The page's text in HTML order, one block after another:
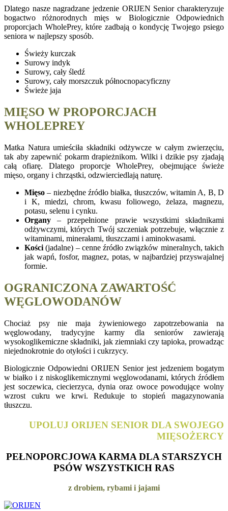
Dlatego nasze nagradzane jedzenie ORIJEN Senior charakteryzuje
bogactwo różnorodnych mięs w Biologicznie Odpowiednich
proporcjach WholePrey, które zadbają o kondycję Twojego psiego
seniora w najlepszy sposób.
Świeży kurczak
Surowy indyk
Surowy, cały śledź
Surowy, cały morszczuk północnopacyficzny
Świeże jaja
MIĘSO W PROPORCJACH
WHOLEPREY
Matka Natura umieściła składniki odżywcze w całym zwierzęciu,
tak aby zapewnić pokarm drapieżnikom. Wilki i dzikie psy zjadają
całą ofiarę. Dlatego proporcje WholePrey, obejmujące świeże
mięso, organy i chrząstki, odzwierciedlają naturę.
Mięso – niezbędne źródło białka, tłuszczów, witamin A, B, D
i K, miedzi, chrom, kwasu foliowego, żelaza, magnezu,
potasu, selenu i cynku.
Organy – przepełnione prawie wszystkimi składnikami
odżywczymi, których Twój szczeniak potrzebuje, włącznie z
witaminami, minerałami, tłuszczami i aminokwasami.
Kości (jadalne) – cenne źródło związków mineralnych, takich
jak wapń, fosfor, magnez, potas, w najbardziej przyswajalnej
formie.
OGRANICZONA ZAWARTOŚĆ
WĘGLOWODANÓW
Chociaż psy nie maja żywieniowego zapotrzebowania na
węglowodany, tradycyjne karmy dla seniorów zawierają
wysokoglikemiczne składniki, jak ziemniaki czy tapioka, prowadząc
niejednokrotnie do otyłości i cukrzycy.
Biologicznie Odpowiedni ORIJEN Senior jest jedzeniem bogatym
w białko i z niskoglikemicznymi węglowodanami, których źródłem
jest soczewica, ciecierzyca, dynia oraz owoce powodujące wolny
wzrost cukru we krwi. Redukuje to stopień magazynowania
tłuszczu.
UPOLUJ ORIJEN SENIOR DLA SWOJEGO
MIĘSOŻERCY
PEŁNOPORCJOWA KARMA DLA STARSZYCH
PSÓW WSZYSTKICH RAS
z drobiem, rybami i jajami